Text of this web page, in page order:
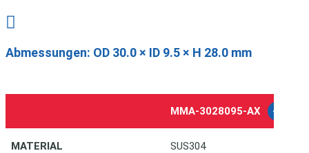

Abmessungen: OD 30.0 × ID 9.5 × H 28.0 mm
MMA-3028095-AX -1
MATERIAL SUS304